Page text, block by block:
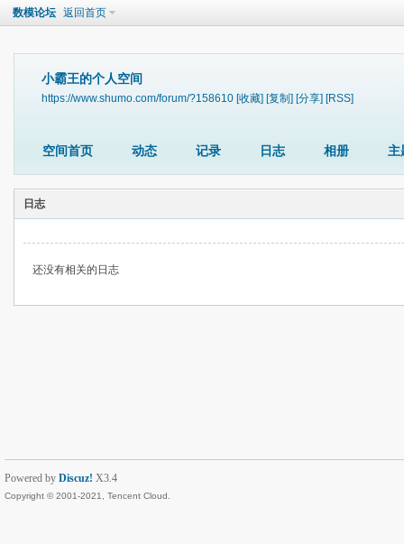
数模论坛 返回首页
小霸王的个人空间
https://www.shumo.com/forum/?158610 [收藏] [复制] [分享] [RSS]
空间首页 动态 记录 日志 相册 主
日志
还没有相关的日志
Powered by Discuz! X3.4
Copyright © 2001-2021, Tencent Cloud.